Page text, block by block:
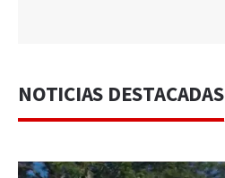
NOTICIAS DESTACADAS